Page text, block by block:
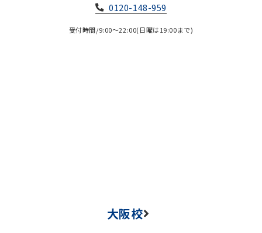
0120-148-959
受付時間/9:00～22:00(日曜は19:00まで)
大阪校